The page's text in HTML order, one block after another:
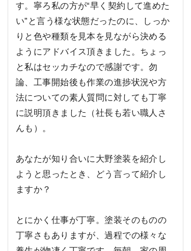
す。寧ろ私の方が“早く契約して進めた
い”と言う様な状態だったのに、しっか
りと色や種類を見本を見ながら決める
ようにアドバイス頂きました。ちょっ
と私はセッカチなので感謝です。勿
論、工事開始後も作業の進捗状況や方
法についての素人質問に対しても丁寧
に説明頂きました（社長も若い職人さ
んも）。
あなたが知り合いに大野塗装を紹介し
ようと思ったとき、どう言って紹介し
ますか？
とにかく仕事が丁寧。塗装そのものの
丁寧さもありますが、過程での様々な